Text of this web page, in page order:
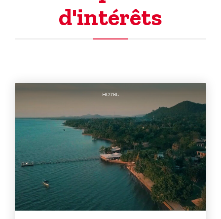
d'intérêts
HOTEL